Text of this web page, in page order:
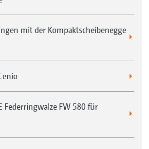
mit der Kompaktscheibenegge
Federringwalze FW 580 für